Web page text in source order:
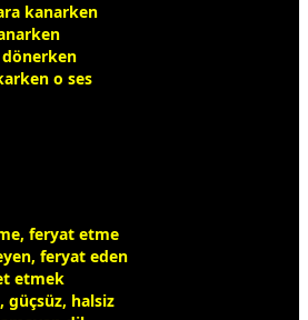
kanarken
o ses
feryat etme
feryat eden
etmek
güçsüz, halsiz